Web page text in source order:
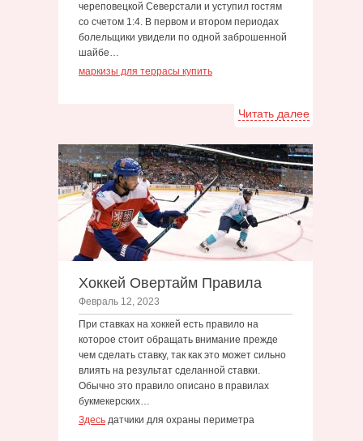
череповецкой Северстали и уступил гостям
со счетом 1:4. В первом и втором периодах
болельщики увидели по одной заброшенной
шайбе…
маркизы для террасы купить
Читать далее
Хоккей Овертайм Правила
Февраль 12, 2023
При ставках на хоккей есть правило на
которое стоит обращать внимание прежде
чем сделать ставку, так как это может сильно
влиять на результат сделанной ставки.
Обычно это правило описано в правилах
букмекерских…
Здесь датчики для охраны периметра